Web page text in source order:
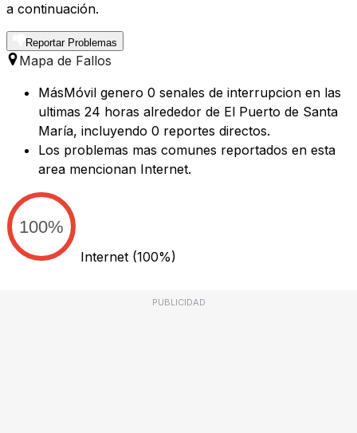
a continuación.
Reportar Problemas
Mapa de Fallos
MásMóvil genero 0 senales de interrupcion en las
ultimas 24 horas alrededor de El Puerto de Santa
María, incluyendo 0 reportes directos.
Los problemas mas comunes reportados en esta
area mencionan Internet.
100%
Internet (100%)
PUBLICIDAD